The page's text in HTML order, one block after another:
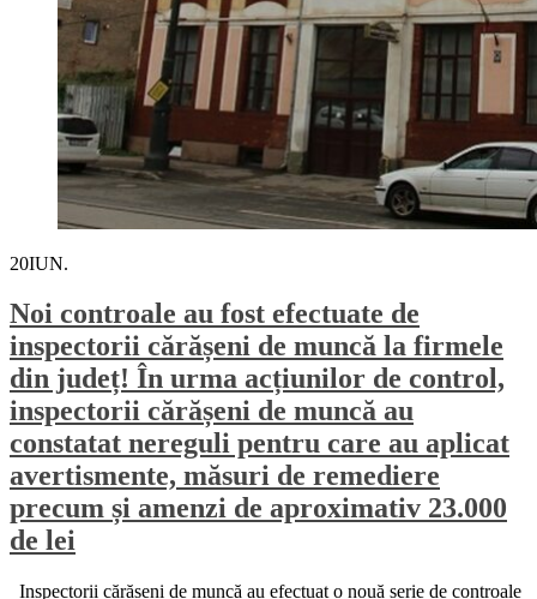
20IUN.
Noi controale au fost efectuate de
inspectorii cărășeni de muncă la firmele
din județ! În urma acțiunilor de control,
inspectorii cărășeni de muncă au
constatat nereguli pentru care au aplicat
avertismente, măsuri de remediere
precum și amenzi de aproximativ 23.000
de lei
Inspectorii cărășeni de muncă au efectuat o nouă serie de controale